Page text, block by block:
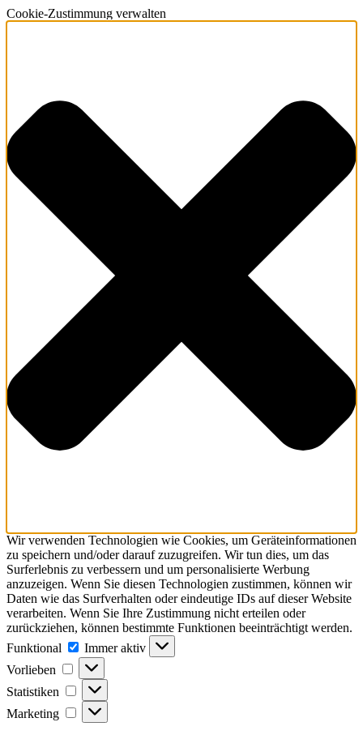
Cookie-Zustimmung verwalten
Wir verwenden Technologien wie Cookies, um Geräteinformationen
zu speichern und/oder darauf zuzugreifen. Wir tun dies, um das
Surferlebnis zu verbessern und um personalisierte Werbung
anzuzeigen. Wenn Sie diesen Technologien zustimmen, können wir
Daten wie das Surfverhalten oder eindeutige IDs auf dieser Website
verarbeiten. Wenn Sie Ihre Zustimmung nicht erteilen oder
zurückziehen, können bestimmte Funktionen beeinträchtigt werden.
Funktional
Funktional
Immer aktiv
Vorlieben
Vorlieben
Statistiken Statistiken
Marketing Marketing